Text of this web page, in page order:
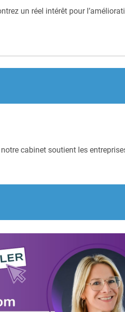
un réel intérêt pour
cabinet soutient les